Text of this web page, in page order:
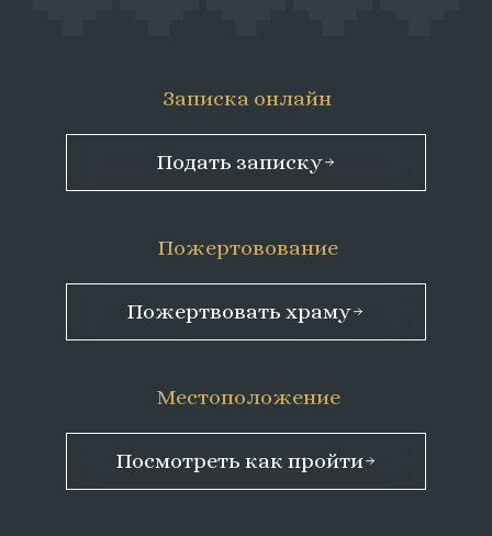
Посмотреть как пройти
Пожертвовать храму
Подать записку
Местоположение
Пожертовование
Записка онлайн